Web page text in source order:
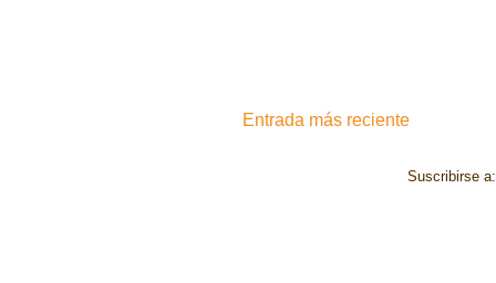
Entrada más reciente
Suscribirse a: